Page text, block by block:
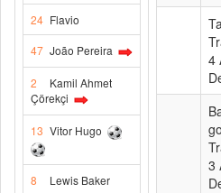
24 Flavio
47 João Pereira
2
Kamil Ahmet
Çörekçi
13 Vitor Hugo
8
Lewis Baker
4
3